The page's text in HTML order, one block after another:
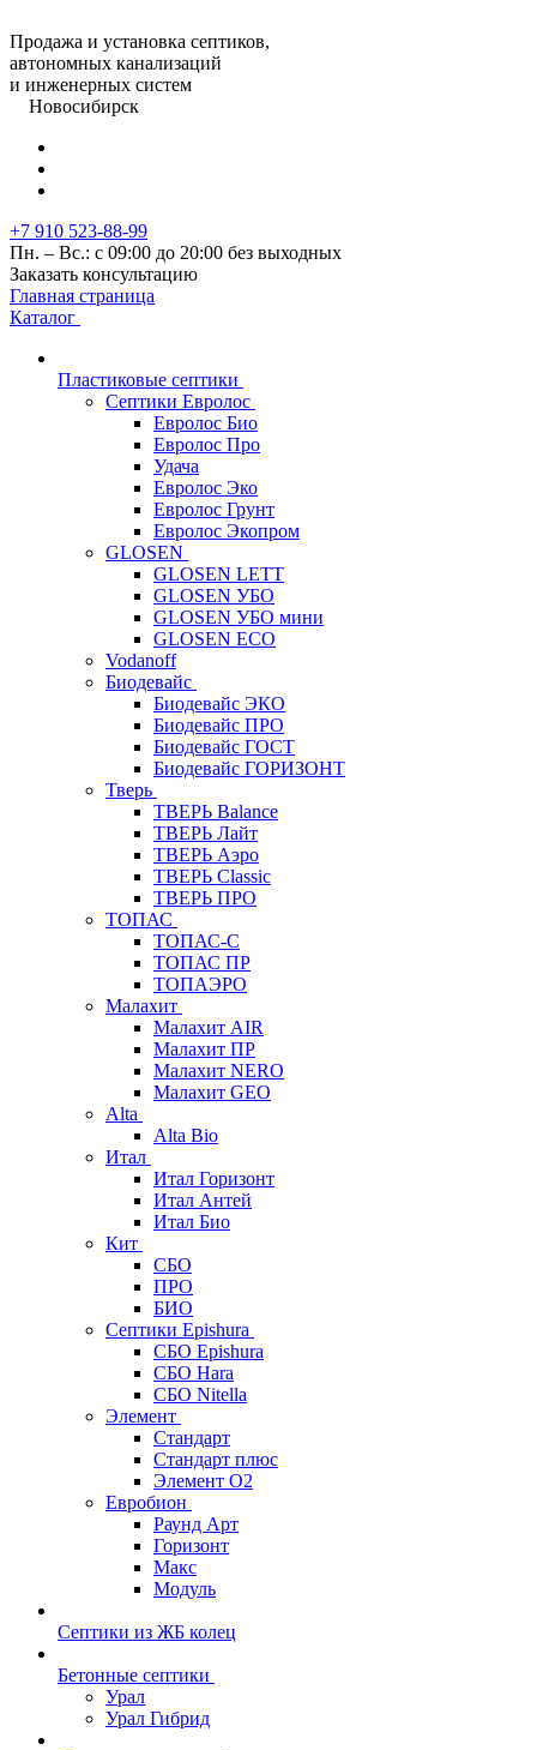
Продажа и установка септиков,
автономных канализаций
и инженерных систем
Новосибирск
+7 910 523-88-99
Пн. – Вс.: с 09:00 до 20:00 без выходных
Заказать консультацию
Главная страница
Каталог
Пластиковые септики
Септики Евролос
Евролос Био
Евролос Про
Удача
Евролос Эко
Евролос Грунт
Евролос Экопром
GLOSEN
GLOSEN LETT
GLOSEN УБО
GLOSEN УБО мини
GLOSEN ECO
Vodanoff
Биодевайс
Биодевайс ЭКО
Биодевайс ПРО
Биодевайс ГОСТ
Биодевайс ГОРИЗОНТ
Тверь
ТВЕРЬ Balance
ТВЕРЬ Лайт
ТВЕРЬ Аэро
ТВЕРЬ Classic
ТВЕРЬ ПРО
ТОПАС
ТОПАС-С
ТОПАС ПР
ТОПАЭРО
Малахит
Малахит AIR
Малахит ПР
Малахит NERO
Малахит GEO
Alta
Alta Bio
Итал
Итал Горизонт
Итал Антей
Итал Био
Кит
СБО
ПРО
БИО
Септики Epishura
СБО Epishura
СБО Hara
СБО Nitella
Элемент
Стандарт
Стандарт плюс
Элемент О2
Евробион
Раунд Арт
Горизонт
Макс
Модуль
Септики из ЖБ колец
Бетонные септики
Урал
Урал Гибрид